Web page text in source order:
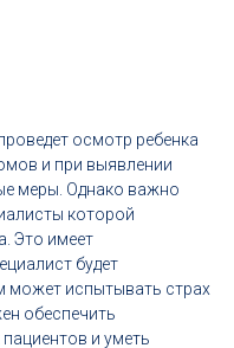
осмотр ребенка
и при выявлении
меры. Однако важно
которой
Это имеет
будет
может испытывать страх
обеспечить
и уметь